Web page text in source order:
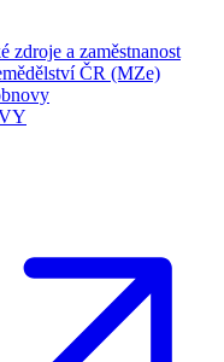
zdroje a zaměstnanost
ČR (MZe)